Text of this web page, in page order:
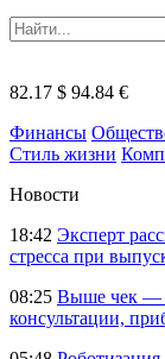
82.17 $ 94.84 €
Финансы
Стиль жизни
Новости
18:42 Эксперт
стресса при
08:25 Выше чек —
консультации,